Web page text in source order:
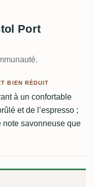
Port
BIEN RÉDUIT
à un confortable
et de l’espresso ;
note savonneuse que